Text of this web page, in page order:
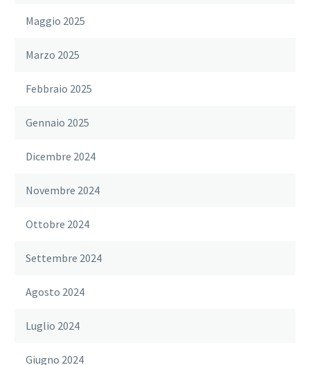
Maggio 2025
Marzo 2025
Febbraio 2025
Gennaio 2025
Dicembre 2024
Novembre 2024
Ottobre 2024
Settembre 2024
Agosto 2024
Luglio 2024
Giugno 2024